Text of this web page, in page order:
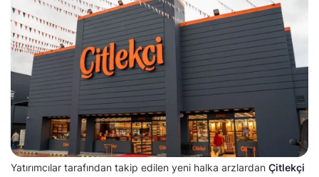
Yatırımcılar tarafından takip edilen yeni halka arzlardan Çitlekçi